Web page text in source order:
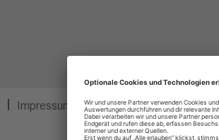
Impressum Privatsphäre-Einstellungen